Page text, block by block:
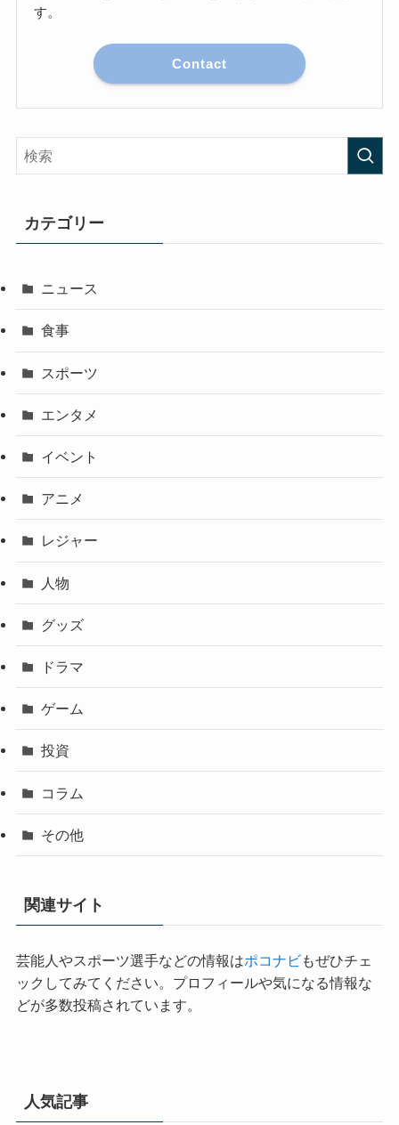
す。
Contact
カテゴリー
ニュース
食事
スポーツ
エンタメ
イベント
アニメ
レジャー
人物
グッズ
ドラマ
ゲーム
投資
コラム
その他
関連サイト
芸能人やスポーツ選手などの情報はポコナビもぜひチェ
ックしてみてください。プロフィールや気になる情報な
どが多数投稿されています。
人気記事